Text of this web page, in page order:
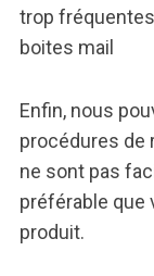
trop
boites mail
Enfin, nous
procédures de
ne sont pas
préférable que
produit.